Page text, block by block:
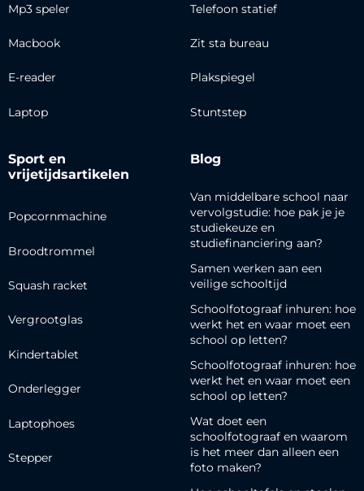
Mp3 speler
Macbook
E-reader
Laptop
Telefoon statief
Zit sta bureau
Plakspiegel
Stuntstep
Sport en
vrijetijdsartikelen
Popcornmachine
Broodtrommel
Squash racket
Vergrootglas
Kindertablet
Onderlegger
Laptophoes
Stepper
Blog
Van middelbare school naar
vervolgstudie: hoe pak je je
studiekeuze en
studiefinanciering aan?
Samen werken aan een
veilige schooltijd
Schoolfotograaf inhuren: hoe
werkt het en waar moet een
school op letten?
Schoolfotograaf inhuren: hoe
werkt het en waar moet een
school op letten?
Wat doet een
schoolfotograaf en waarom
is het meer dan alleen een
foto maken?